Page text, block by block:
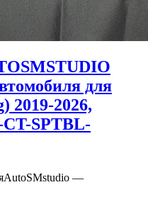
для
2019-2026,
SPTBL-
AutoSMstudio —